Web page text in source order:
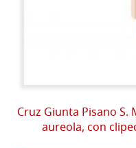
Cruz Giunta Pisano S.
aureola, con